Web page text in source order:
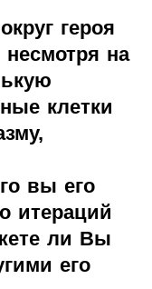
героя
на
клетки
вы его
итераций
ли Вы
его